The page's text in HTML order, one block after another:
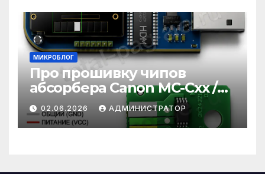
МИКРОБЛОГ
Про прошивку чипов
абсорбера Canon MC-Cxx /
MC-xx / MC-Gxx
02.06.2026 АДМИНИСТРАТОР